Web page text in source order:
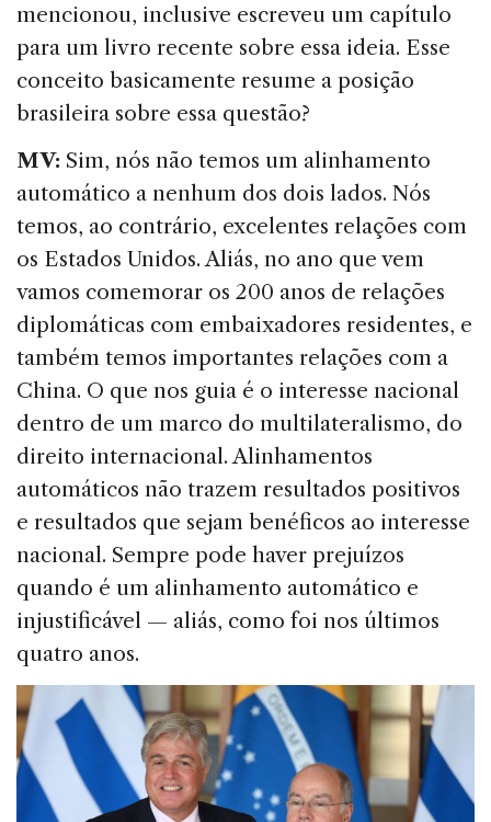
mencionou, inclusive escreveu um capítulo
para um livro recente sobre essa ideia. Esse
conceito basicamente resume a posição
brasileira sobre essa questão?
MV: Sim, nós não temos um alinhamento
automático a nenhum dos dois lados. Nós
temos, ao contrário, excelentes relações com
os Estados Unidos. Aliás, no ano que vem
vamos comemorar os 200 anos de relações
diplomáticas com embaixadores residentes, e
também temos importantes relações com a
China. O que nos guia é o interesse nacional
dentro de um marco do multilateralismo, do
direito internacional. Alinhamentos
automáticos não trazem resultados positivos
e resultados que sejam benéficos ao interesse
nacional. Sempre pode haver prejuízos
quando é um alinhamento automático e
injustificável — aliás, como foi nos últimos
quatro anos.